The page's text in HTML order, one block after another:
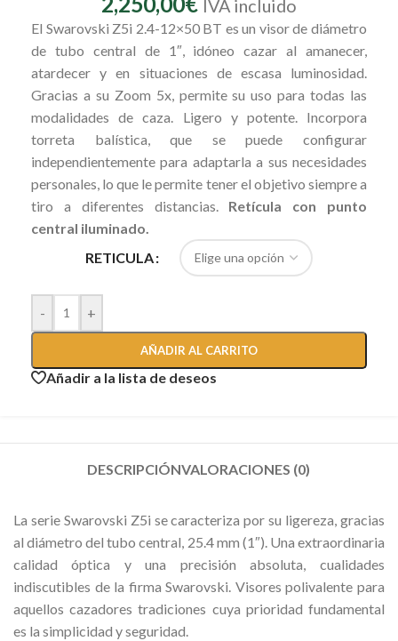
IVA incluido
El Swarovski Z5i 2.4-12×50 BT es un visor de diámetro
de tubo central de 1″, idóneo cazar al amanecer,
atardecer y en situaciones de escasa luminosidad.
Gracias a su Zoom 5x, permite su uso para todas las
modalidades de caza. Ligero y potente. Incorpora
torreta balística, que se puede configurar
independientemente para adaptarla a sus necesidades
personales, lo que le permite tener el objetivo siempre a
tiro a diferentes distancias. Retícula con punto
central iluminado.
RETICULA
- +
AÑADIR AL CARRITO
Añadir a la lista de deseos
DESCRIPCIÓNVALORACIONES (0)
La serie Swarovski Z5i se caracteriza por su ligereza, gracias
al diámetro del tubo central, 25.4 mm (1″). Una extraordinaria
calidad óptica y una precisión absoluta, cualidades
indiscutibles de la firma Swarovski. Visores polivalente para
aquellos cazadores tradiciones cuya prioridad fundamental
es la simplicidad y seguridad.